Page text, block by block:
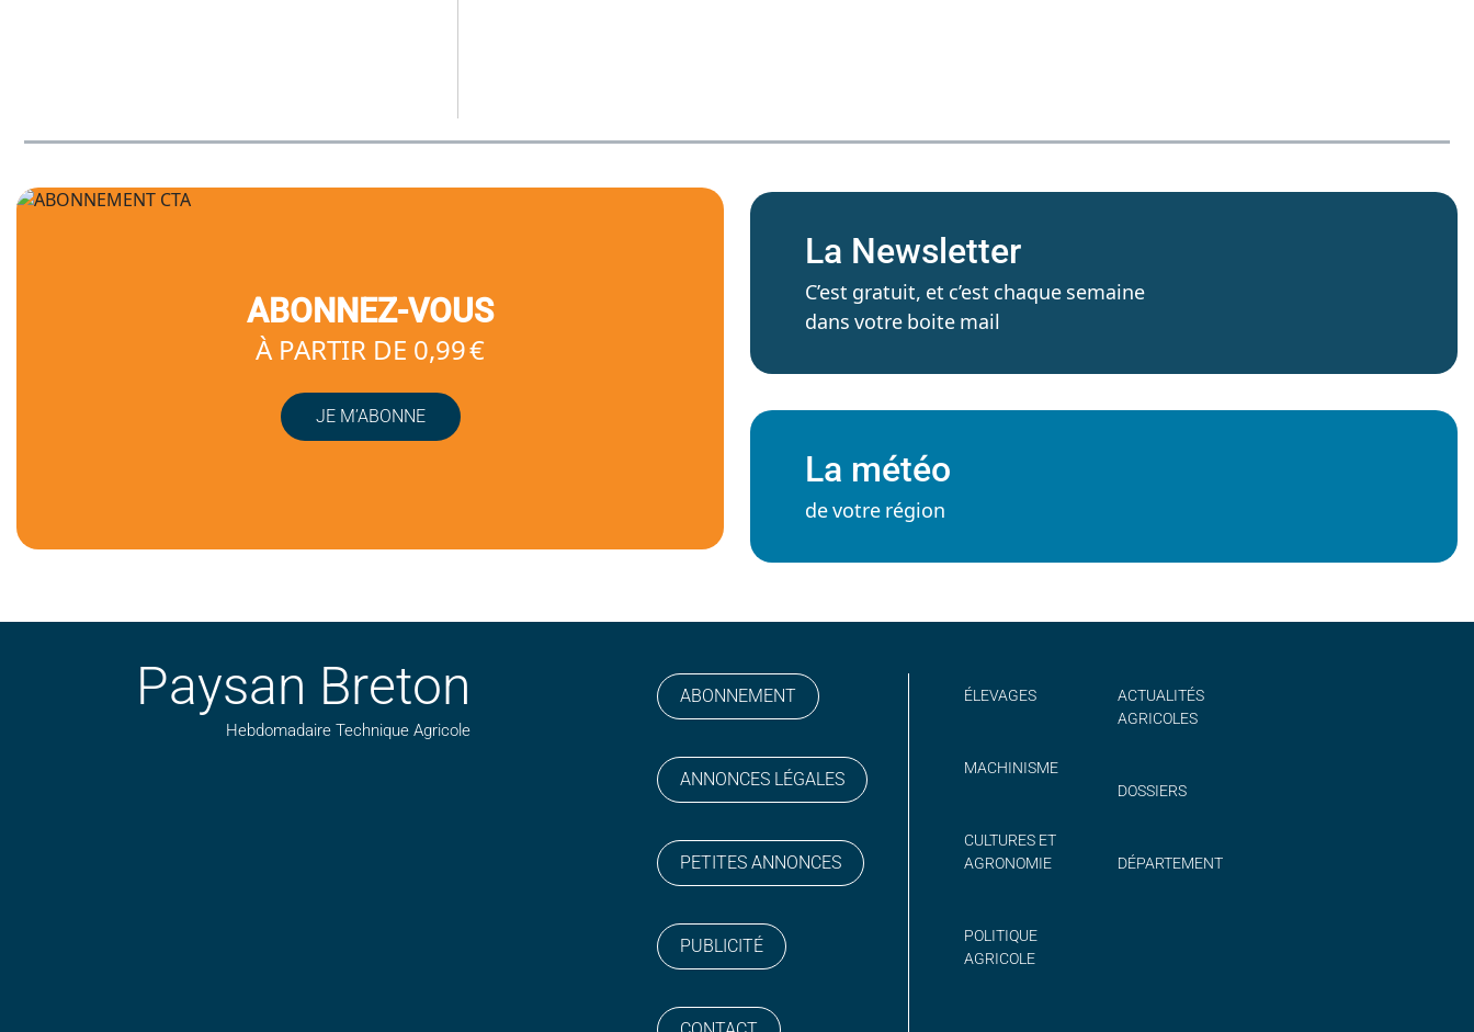
ABONNEZ-VOUS
À PARTIR DE 0,99 €
JE M’ABONNE
La Newsletter
C’est gratuit, et c’est chaque semaine
dans votre boite mail
La météo
de votre région
Paysan Breton
Hebdomadaire Technique Agricole
ABONNEMENT
ANNONCES LÉGALES
PETITES ANNONCES
PUBLICITÉ
ÉLEVAGES
MACHINISME
CULTURES ET
AGRONOMIE
POLITIQUE
AGRICOLE
ACTUALITÉS
AGRICOLES
DOSSIERS
DÉPARTEMENT